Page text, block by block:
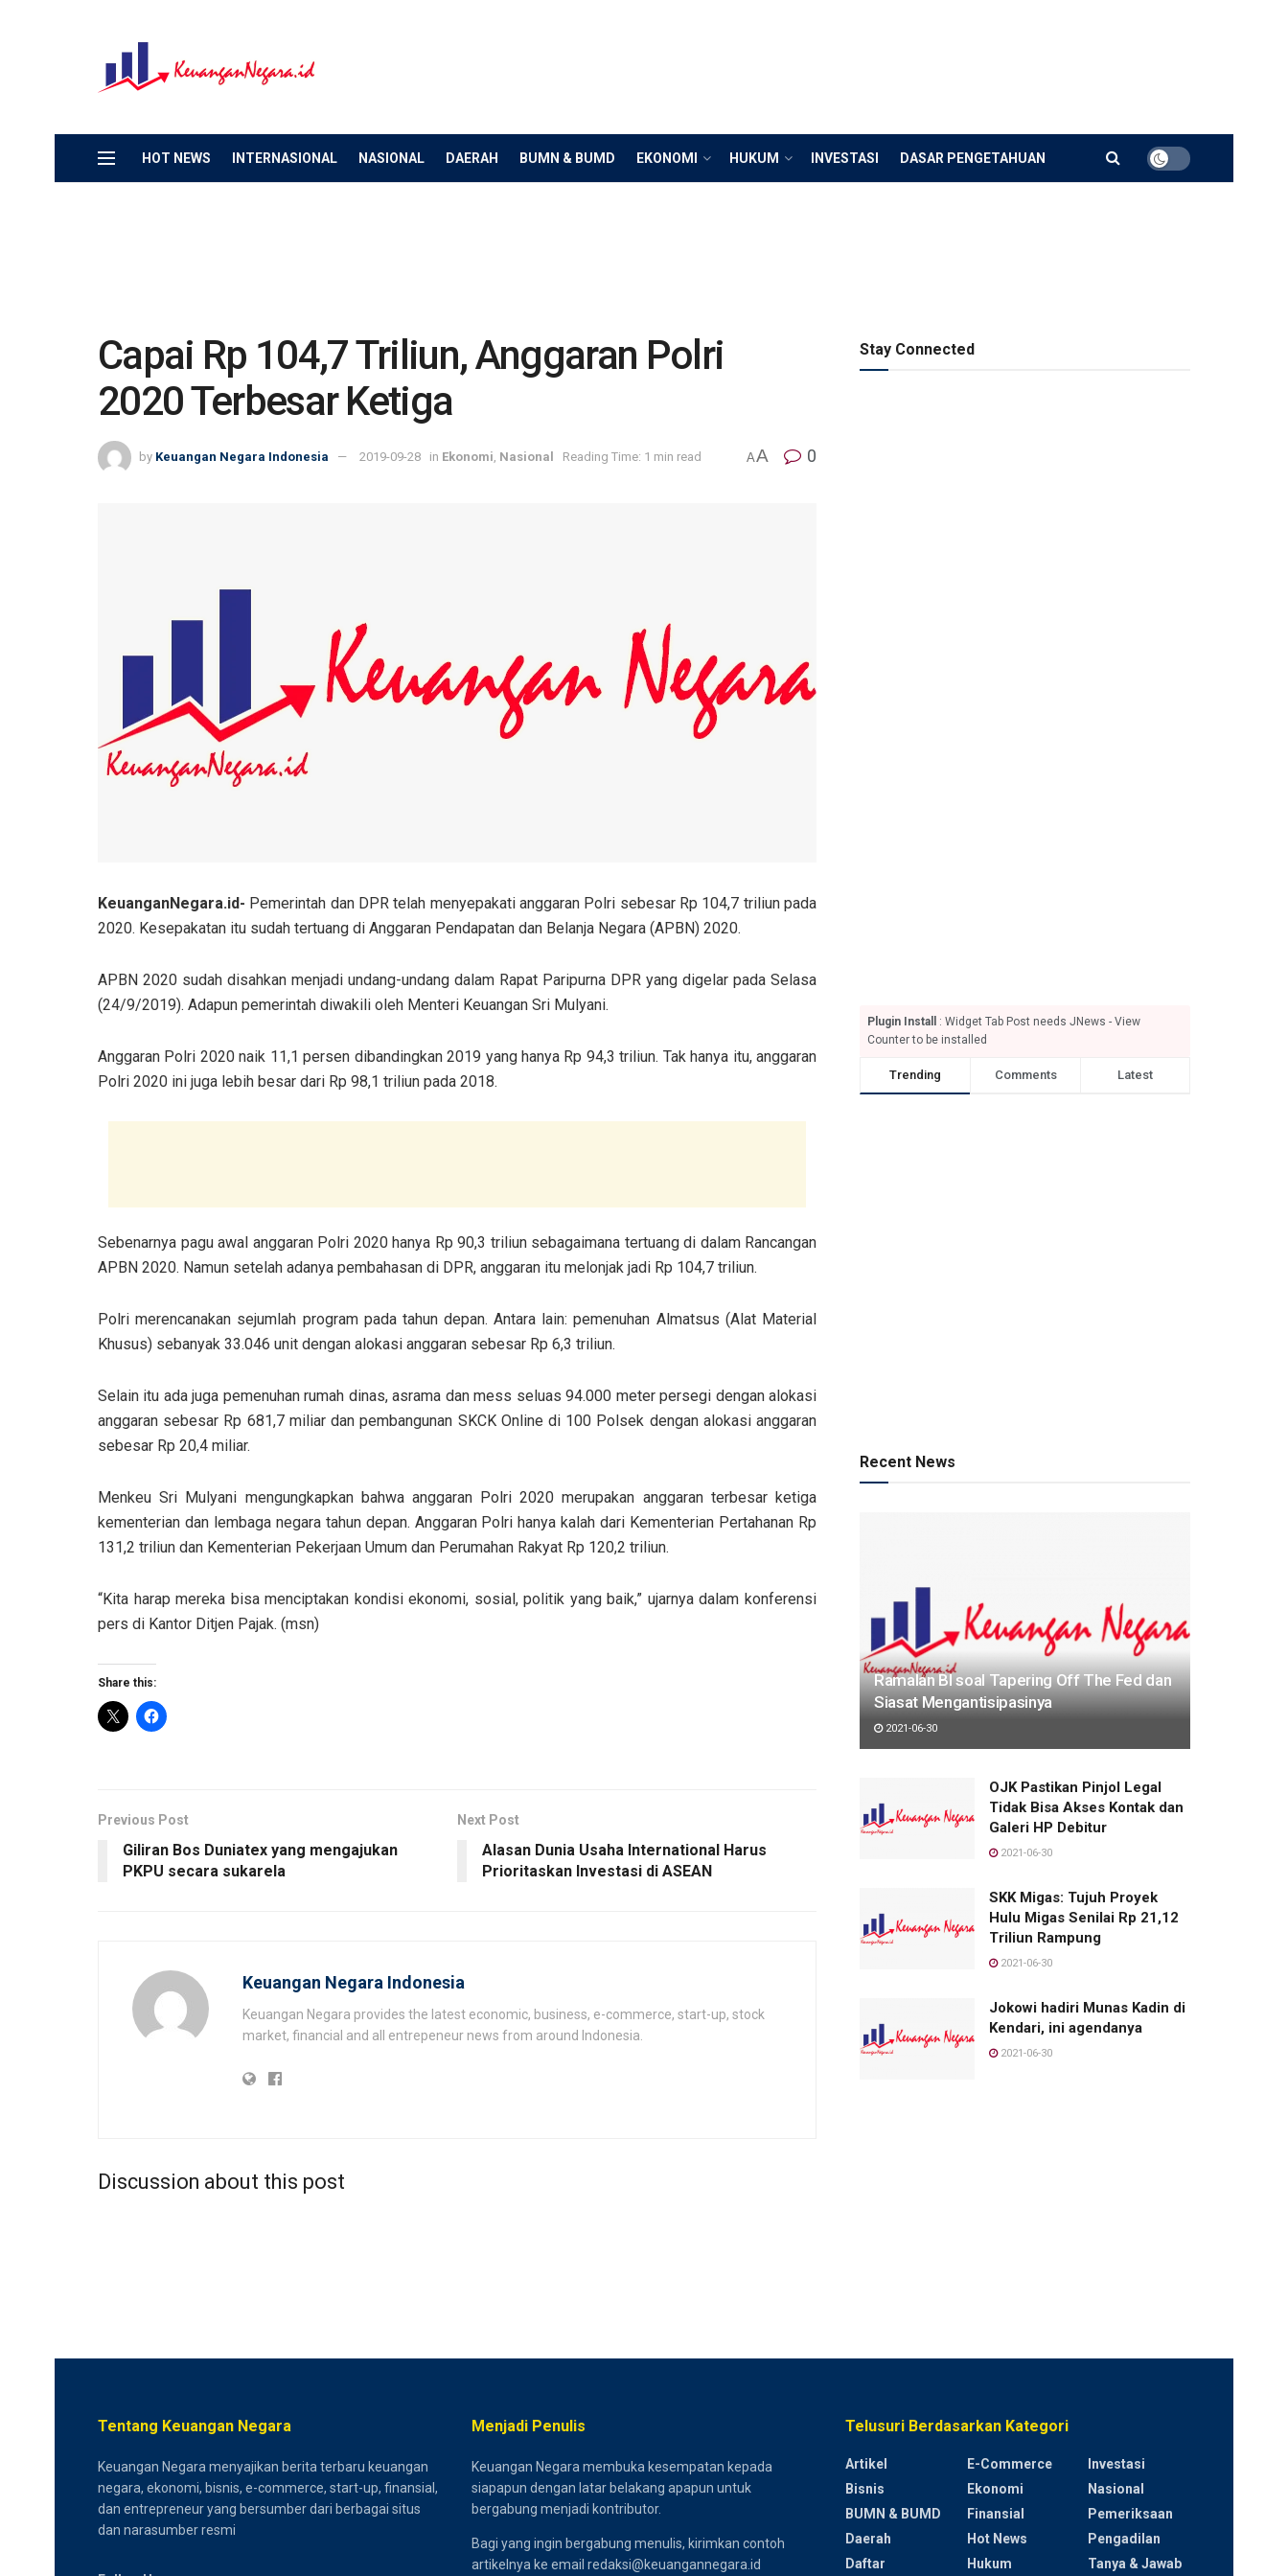
HOT NEWS INTERNASIONAL NASIONAL DAERAH BUMN & BUMD EKONOMI HUKUM INVESTASI DASAR PENGETAHUAN
Capai Rp 104,7 Triliun, Anggaran Polri
2020 Terbesar Ketiga
by Keuangan Negara Indonesia 2019-09-28 in Ekonomi Nasional Reading Time: 1 min read AA 0
KeuanganNegara.id- Pemerintah dan DPR telah menyepakati anggaran Polri sebesar Rp 104,7 triliun pada
2020. Kesepakatan itu sudah tertuang di Anggaran Pendapatan dan Belanja Negara (APBN) 2020.
APBN 2020 sudah disahkan menjadi undang-undang dalam Rapat Paripurna DPR yang digelar pada Selasa
(24/9/2019). Adapun pemerintah diwakili oleh Menteri Keuangan Sri Mulyani.
Anggaran Polri 2020 naik 11,1 persen dibandingkan 2019 yang hanya Rp 94,3 triliun. Tak hanya itu, anggaran
Polri 2020 ini juga lebih besar dari Rp 98,1 triliun pada 2018.
Sebenarnya pagu awal anggaran Polri 2020 hanya Rp 90,3 triliun sebagaimana tertuang di dalam Rancangan
APBN 2020. Namun setelah adanya pembahasan di DPR, anggaran itu melonjak jadi Rp 104,7 triliun.
Polri merencanakan sejumlah program pada tahun depan. Antara lain: pemenuhan Almatsus (Alat Material
Khusus) sebanyak 33.046 unit dengan alokasi anggaran sebesar Rp 6,3 triliun.
Selain itu ada juga pemenuhan rumah dinas, asrama dan mess seluas 94.000 meter persegi dengan alokasi
anggaran sebesar Rp 681,7 miliar dan pembangunan SKCK Online di 100 Polsek dengan alokasi anggaran
sebesar Rp 20,4 miliar.
Menkeu Sri Mulyani mengungkapkan bahwa anggaran Polri 2020 merupakan anggaran terbesar ketiga
kementerian dan lembaga negara tahun depan. Anggaran Polri hanya kalah dari Kementerian Pertahanan Rp
131,2 triliun dan Kementerian Pekerjaan Umum dan Perumahan Rakyat Rp 120,2 triliun.
“Kita harap mereka bisa menciptakan kondisi ekonomi, sosial, politik yang baik,” ujarnya dalam konferensi
pers di Kantor Ditjen Pajak. (msn)
Share this:
Previous Post
Giliran Bos Duniatex yang mengajukan
PKPU secara sukarela
Next Post
Alasan Dunia Usaha International Harus
Prioritaskan Investasi di ASEAN
Keuangan Negara Indonesia
Keuangan Negara provides the latest economic, business, e-commerce, start-up, stock
market, financial and all entrepeneur news from around Indonesia.
Discussion about this post
Stay Connected
Plugin Install
: Widget Tab Post needs JNews - View
Counter to be installed
Trending Comments Latest
Recent News
Ramalan BI soal Tapering Off The Fed dan
Siasat Mengantisipasinya
2021-06-30
OJK Pastikan Pinjol Legal
Tidak Bisa Akses Kontak dan
Galeri HP Debitur
2021-06-30
SKK Migas: Tujuh Proyek
Hulu Migas Senilai Rp 21,12
Triliun Rampung
2021-06-30
Jokowi hadiri Munas Kadin di
Kendari, ini agendanya
2021-06-30
Tentang Keuangan Negara
Keuangan Negara menyajikan berita terbaru keuangan
negara, ekonomi, bisnis, e-commerce, start-up, finansial,
dan entrepreneur yang bersumber dari berbagai situs
dan narasumber resmi
Menjadi Penulis
Keuangan Negara membuka kesempatan kepada
siapapun dengan latar belakang apapun untuk
bergabung menjadi kontributor.
Bagi yang ingin bergabung menulis, kirimkan contoh
artikelnya ke email redaksi@keuangannegara.id
Telusuri Berdasarkan Kategori
Artikel
Bisnis
BUMN & BUMD
Daerah
Daftar
E-Commerce
Ekonomi
Finansial
Hot News
Hukum
Investasi
Nasional
Pemeriksaan
Pengadilan
Tanya & Jawab